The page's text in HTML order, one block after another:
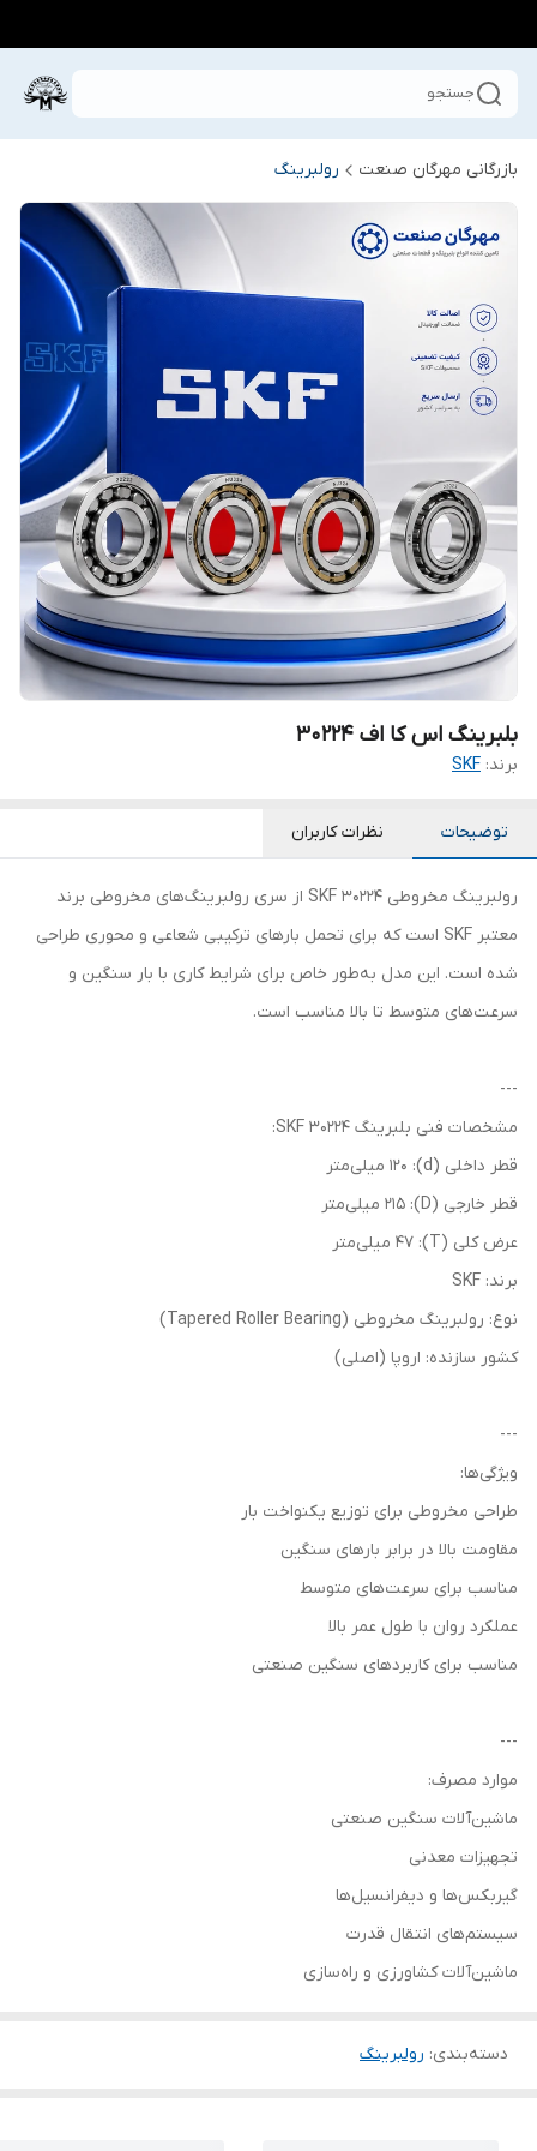
جستجو
بازرگانی مهرگان صنعت رولبرینگ
بلبرینگ اس کا اف 30224
برند: SKF
توضیحات نظرات کاربران
رولبرینگ مخروطی 30224 SKF از سری رولبرینگ‌های مخروطی برند
معتبر SKF است که برای تحمل بارهای ترکیبی شعاعی و محوری طراحی
شده است. این مدل به‌طور خاص برای شرایط کاری با بار سنگین و
سرعت‌های متوسط تا بالا مناسب است.
---
مشخصات فنی بلبرینگ 30224 SKF:
قطر داخلی (d): 120 میلی‌متر
قطر خارجی (D): 215 میلی‌متر
عرض کلی (T): 47 میلی‌متر
برند: SKF
نوع: رولبرینگ مخروطی (Tapered Roller Bearing)
کشور سازنده: اروپا (اصلی)
---
ویژگی‌ها:
طراحی مخروطی برای توزیع یکنواخت بار
مقاومت بالا در برابر بارهای سنگین
مناسب برای سرعت‌های متوسط
عملکرد روان با طول عمر بالا
مناسب برای کاربردهای سنگین صنعتی
---
موارد مصرف:
ماشین‌آلات سنگین صنعتی
تجهیزات معدنی
گیربکس‌ها و دیفرانسیل‌ها
سیستم‌های انتقال قدرت
ماشین‌آلات کشاورزی و راه‌سازی
دسته‌بندی: رولبرینگ